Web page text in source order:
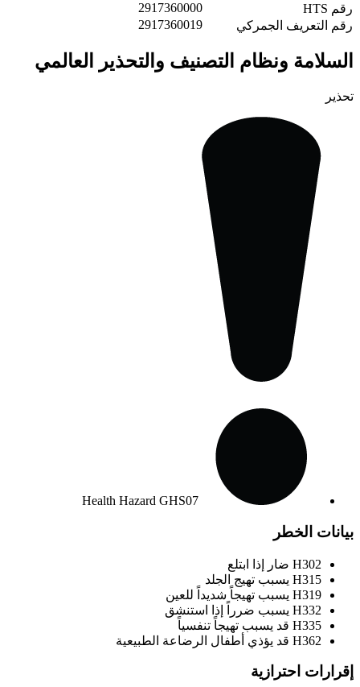
رقم HTS
2917360000
رقم التعريف الجمركي
2917360019
السلامة ونظام التصنيف والتحذير العالمي
تحذير
Health Hazard GHS07
بيانات الخطر
H302 ضار إذا ابتلع
H315 يسبب تهيج الجلد
H319 يسبب تهيجاً شديداً للعين
H332 يسبب ضرراً إذا استنشق
H335 قد يسبب تهيجاً تنفسياً
H362 قد يؤذي أطفال الرضاعة الطبيعية
إقرارات احترازية